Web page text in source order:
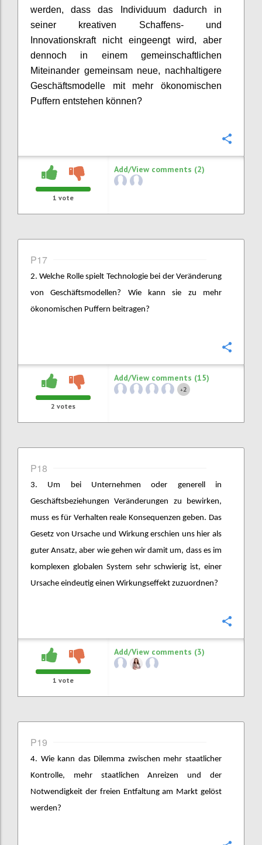
werden, dass das Individuum dadurch in
seiner kreativen Schaffens- und
Innovationskraft nicht eingeengt wird, aber
dennoch in einem gemeinschaftlichen
Miteinander gemeinsam neue, nachhaltigere
Geschäftsmodelle mit mehr ökonomischen
Puffern entstehen können?
1 vote
Add/View comments (2)
P17
2. Welche Rolle spielt Technologie bei der Veränderung
von Geschäftsmodellen? Wie kann sie zu mehr
ökonomischen Puffern beitragen?
2 votes
Add/View comments (15)
+2
P18
3. Um bei Unternehmen oder generell in
Geschäftsbeziehungen Veränderungen zu bewirken,
muss es für Verhalten reale Konsequenzen geben. Das
Gesetz von Ursache und Wirkung erschien uns hier als
guter Ansatz, aber wie gehen wir damit um, dass es im
komplexen globalen System sehr schwierig ist, einer
Ursache eindeutig einen Wirkungseffekt zuzuordnen?
1 vote
Add/View comments (3)
P19
4. Wie kann das Dilemma zwischen mehr staatlicher
Kontrolle, mehr staatlichen Anreizen und der
Notwendigkeit der freien Entfaltung am Markt gelöst
werden?